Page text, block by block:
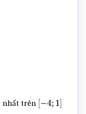
nhất trên [ 4;1]